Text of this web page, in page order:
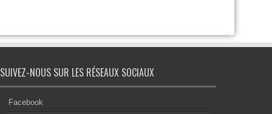
SUIVEZ-NOUS SUR LES RÉSEAUX SOCIAUX
Facebook